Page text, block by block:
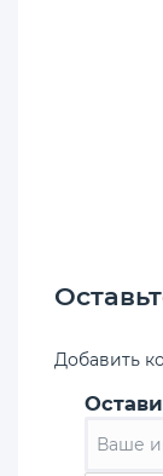
Добавить